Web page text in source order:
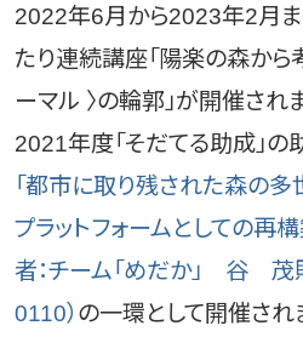
2022年6月から2023年2月ま
たり連続講座「陽楽の森から
ーマル 〉の輪郭」が開催され
2021年度「そだてる助成」の
「都市に取り残された森の多
プラットフォームとしての再
者：チーム「めだか」 谷 茂
0110） の一環として開催され